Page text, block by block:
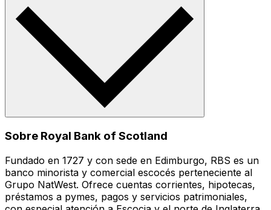
Sobre Royal Bank of Scotland
Fundado en 1727 y con sede en Edimburgo, RBS es un
banco minorista y comercial escocés perteneciente al
Grupo NatWest. Ofrece cuentas corrientes, hipotecas,
préstamos a pymes, pagos y servicios patrimoniales,